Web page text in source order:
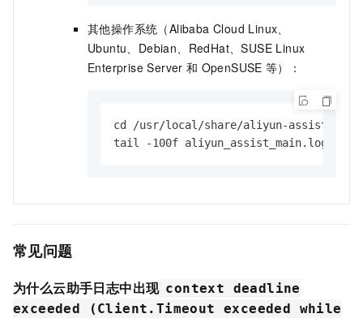
其他操作系统（Alibaba Cloud Linux、
Ubuntu、Debian、RedHat、SUSE Linux
Enterprise Server 和 OpenSUSE 等）：
cd /usr/local/share/aliyun-assist/
tail -100f aliyun_assist_main.log
常见问题
为什么云助手日志中出现 context deadline
exceeded (Client.Timeout exceeded while